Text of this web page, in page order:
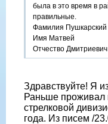
была в это время в
правильные.
Фамилия Пушкарский
Имя Матвей
Отчество Дмитриевич
Здравствуйте! Я
Раньше проживал
стрелковой
года. Из писем /